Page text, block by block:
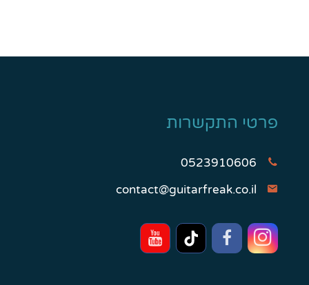
פרטי התקשרות
0523910606
contact@guitarfreak.co.il